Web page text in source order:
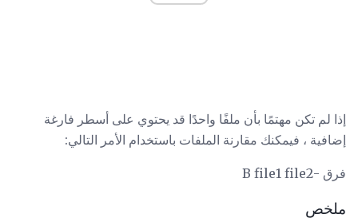
إذا لم تكن مهتمًا بأن ملفًا واحدًا قد يحتوي على أسطر فارغة
إضافية ، فيمكنك مقارنة الملفات باستخدام الأمر التالي:
فرق -B file1 file2
ملخص